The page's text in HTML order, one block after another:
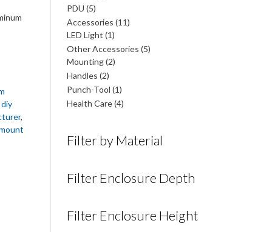
diy
,
PDU 55
สินค้า
Accessories 1111
LED Light 11
สินค้า
Other Accessories 55
Mounting 22
Handles 22
สินค้า
Punch-Tool 11
สินค้า
Health Care 44
Filter by Material
Filter Enclosure Depth
Filter Enclosure Height